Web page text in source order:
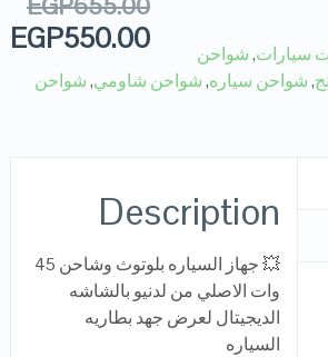
EGP550.00 سيارات,شواحن
,شواحن سياره,شواحن شاومي,شواحن
Description
💥 جهاز السياره بلوتوث وشاحن 45
وات الاصلي من لدنيو بالشاشه
الديجيتال لعرض جهد بطاريه
السياره